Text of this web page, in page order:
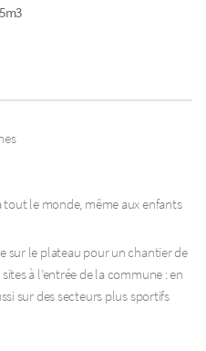
le monde, même aux enfants
sur le plateau pour un chantier de
à l’entrée de la commune : en
sur des secteurs plus sportifs